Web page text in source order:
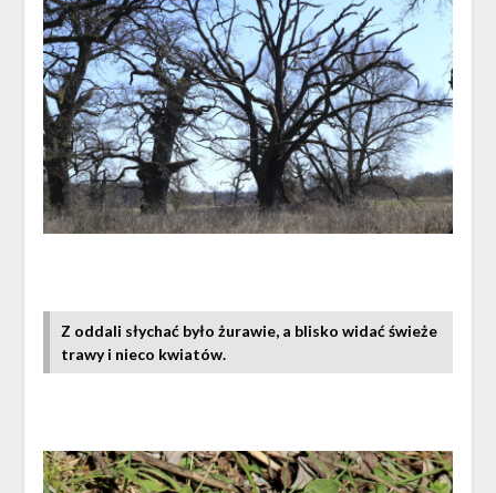
Z oddali słychać było żurawie, a blisko widać świeże
trawy i nieco kwiatów.